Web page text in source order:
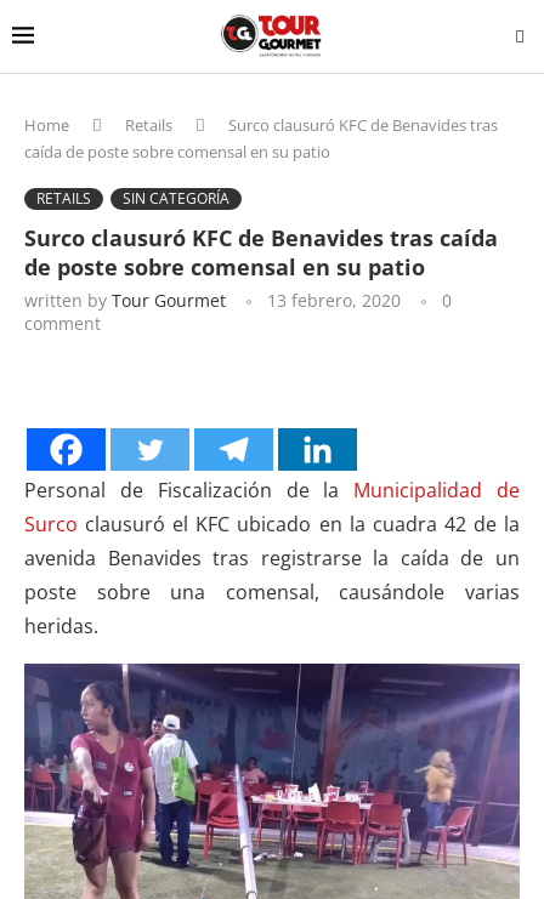
Home Retails
Surco clausuró KFC de Benavides tras
caída de poste sobre comensal en su patio
RETAILS SIN CATEGORÍA
Surco clausuró KFC de Benavides tras caída
de poste sobre comensal en su patio
written by Tour Gourmet 13 febrero, 2020
0
comment
Personal de Fiscalización de la Municipalidad de
Surco clausuró el KFC ubicado en la cuadra 42 de la
avenida Benavides tras registrarse la caída de un
poste sobre una comensal, causándole varias
heridas.